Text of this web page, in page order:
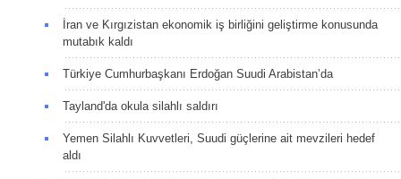
İran ve Kırgızistan ekonomik iş birliğini geliştirme konusunda
mutabık kaldı
Türkiye Cumhurbaşkanı Erdoğan Suudi Arabistan’da
Tayland'da okula silahlı saldırı
Yemen Silahlı Kuvvetleri, Suudi güçlerine ait mevzileri hedef
aldı